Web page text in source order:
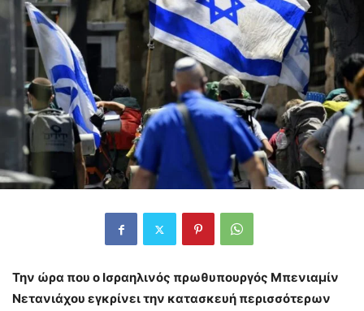
Την ώρα που ο Ισραηλινός πρωθυπουργός Μπενιαμίν
Νετανιάχου εγκρίνει την κατασκευή περισσότερων